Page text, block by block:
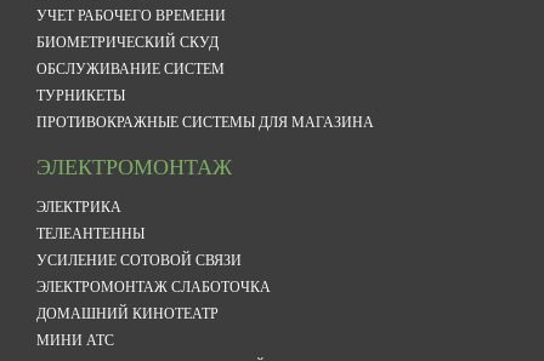
УЧЕТ РАБОЧЕГО ВРЕМЕНИ
БИОМЕТРИЧЕСКИЙ СКУД
ОБСЛУЖИВАНИЕ СИСТЕМ
ТУРНИКЕТЫ
ПРОТИВОКРАЖНЫЕ СИСТЕМЫ ДЛЯ МАГАЗИНА
ЭЛЕКТРОМОНТАЖ
ЭЛЕКТРИКА
ТЕЛЕАНТЕННЫ
УСИЛЕНИЕ СОТОВОЙ СВЯЗИ
ЭЛЕКТРОМОНТАЖ СЛАБОТОЧКА
ДОМАШНИЙ КИНОТЕАТР
МИНИ АТС